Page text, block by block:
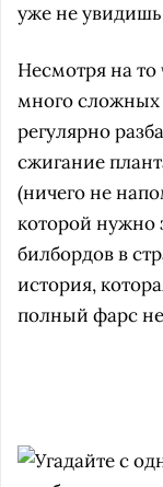
уже не
Несмотря на
много сложных
регулярно
сжигание
(ничего не
которой нужно
билбордов в
история,
полный фарс не